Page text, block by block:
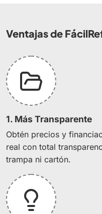
Ventajas de
1. Más Transparente
Obtén precios y
real con total
trampa ni cartón.